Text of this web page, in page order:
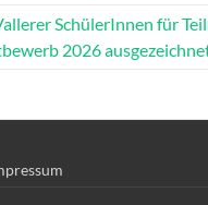
SchülerInnen für
2026